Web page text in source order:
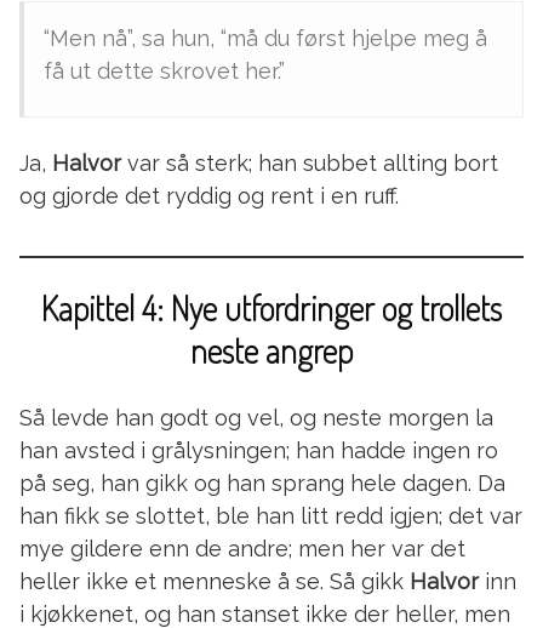
“Men nå”, sa hun, “må du først hjelpe meg å
få ut dette skrovet her.”
Ja, Halvorvar så sterk; han subbet allting bort
og gjorde det ryddig og rent i en ruff.
Kapittel 4: Nye utfordringer og trollets
neste angrep
Så levde han godt og vel, og neste morgen la
han avsted i grålysningen; han hadde ingen ro
på seg, han gikk og han sprang hele dagen. Da
han fikk se slottet, ble han litt redd igjen; det var
mye gildere enn de andre; men her var det
heller ikke et menneske å se. Så gikk Halvorinn
i kjøkkenet, og han stanset ikke der heller, men